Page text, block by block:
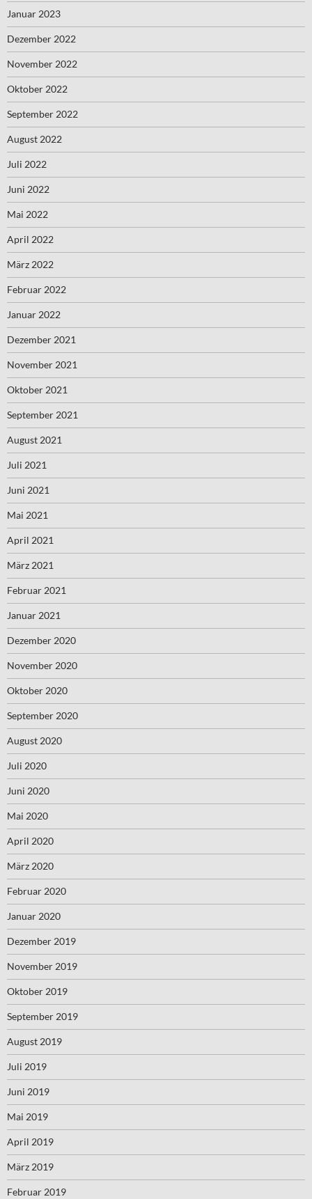
Januar 2023
Dezember 2022
November 2022
Oktober 2022
September 2022
August 2022
Juli 2022
Juni 2022
Mai 2022
April 2022
März 2022
Februar 2022
Januar 2022
Dezember 2021
November 2021
Oktober 2021
September 2021
August 2021
Juli 2021
Juni 2021
Mai 2021
April 2021
März 2021
Februar 2021
Januar 2021
Dezember 2020
November 2020
Oktober 2020
September 2020
August 2020
Juli 2020
Juni 2020
Mai 2020
April 2020
März 2020
Februar 2020
Januar 2020
Dezember 2019
November 2019
Oktober 2019
September 2019
August 2019
Juli 2019
Juni 2019
Mai 2019
April 2019
März 2019
Februar 2019